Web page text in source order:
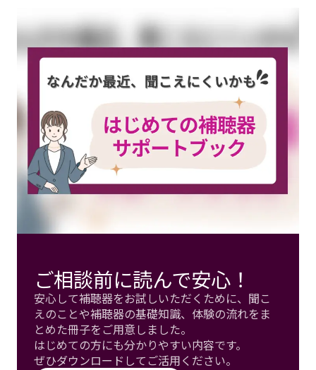
ご相談前に読んで安心！
安心して補聴器をお試しいただくために、聞こ
えのことや補聴器の基礎知識、体験の流れをま
とめた冊子をご用意しました。
はじめての方にも分かりやすい内容です。
ぜひダウンロードしてご活用ください。